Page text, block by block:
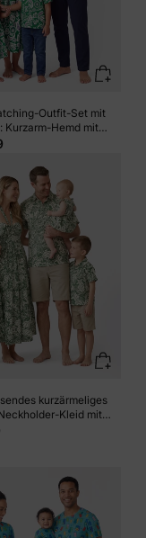
Outfit-Set mit
Kurzarm-Hemd mit
Smock-
kurzärmeliges
Kleid mit